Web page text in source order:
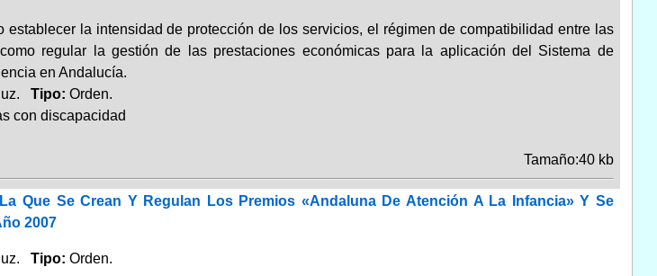
establecer la intensidad de protección de los servicios, el régimen de compatibilidad entre las
regular la gestión de las prestaciones económicas para la aplicación del Sistema de
en Andalucía.
Tipo: Orden.
con discapacidad
Tamaño:40 kb
Que Se Crean Y Regulan Los Premios «Andaluna De Atención A La Infancia» Y Se
2007
Tipo: Orden.